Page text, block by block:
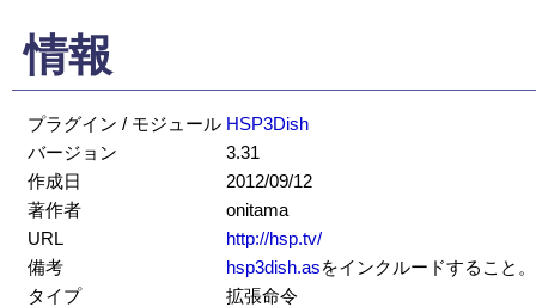
情報
プラグイン / モジュール HSP3Dish
バージョン
3.31
作成日
2012/09/12
著作者
onitama
URL
http://hsp.tv/
備考
hsp3dish.asをインクルードすること。
タイプ
拡張命令